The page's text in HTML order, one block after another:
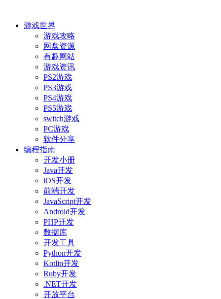
游戏世界
游戏攻略
网盘资源
有趣网站
游戏资讯
PS2游戏
PS3游戏
PS4游戏
PS5游戏
switch游戏
PC游戏
软件分享
编程指南
开发小册
Java开发
iOS开发
前端开发
JavaScript开发
Android开发
PHP开发
数据库
开发工具
Python开发
Kotlin开发
Ruby开发
.NET开发
开放平台